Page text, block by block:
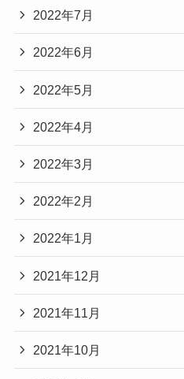
2022年7月
2022年6月
2022年5月
2022年4月
2022年3月
2022年2月
2022年1月
2021年12月
2021年11月
2021年10月